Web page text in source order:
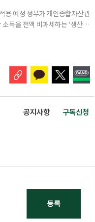
용 예정 정부가 개인종합자산관
득을 전액 비과세하는 ‘생산적
공지사항 구독신청